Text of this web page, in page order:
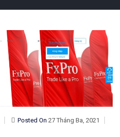
Posted On 27 Tháng Ba, 2021